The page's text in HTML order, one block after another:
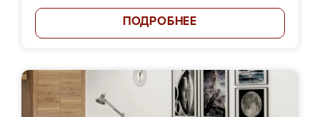
ПОДРОБНЕЕ